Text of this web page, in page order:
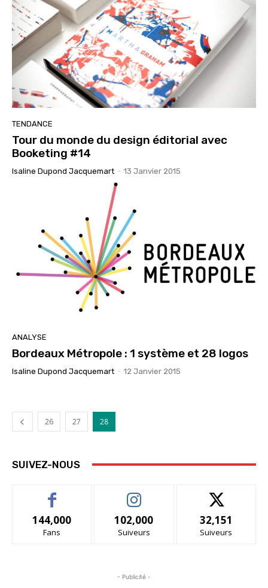
TENDANCE
Tour du monde du design éditorial avec
Booketing #14
Isaline Dupond Jacquemart - 13 Janvier 2015
ANALYSE
Bordeaux Métropole : 1 système et 28 logos
Isaline Dupond Jacquemart - 12 Janvier 2015
26 27 28
SUIVEZ-NOUS
144,000
Fans
102,000
Suiveurs
32,151
Suiveurs
- Publicité -